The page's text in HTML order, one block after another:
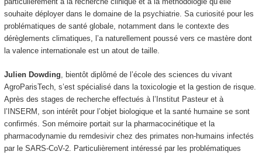
souhaite déployer dans le domaine de la psychiatrie. Sa curiosité pour les
problématiques de santé globale, notamment dans le contexte des
dérèglements climatiques, l’a naturellement poussé vers ce mastère dont
la valence internationale est un atout de taille.
Julien Dowding , bientôt diplômé de l’école des sciences du vivant
AgroParisTech, s’est spécialisé dans la toxicologie et la gestion de risque.
Après des stages de recherche effectués à l’Institut Pasteur et à
l’INSERM, son intérêt pour l’objet biologique et la santé humaine se sont
confirmés. Son mémoire portait sur la pharmacocinétique et la
pharmacodynamie du remdesivir chez des primates non-humains infectés
par le SARS-CoV-2. Particulièrement intéressé par les problématiques